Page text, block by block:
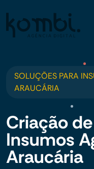
SOLUÇÕES PARA
ARAUCÁRIA
Criação
Insumos
Araucária